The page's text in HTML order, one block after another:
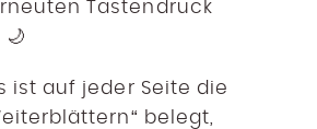
Tastendruck
ist auf jeder Seite die
belegt,